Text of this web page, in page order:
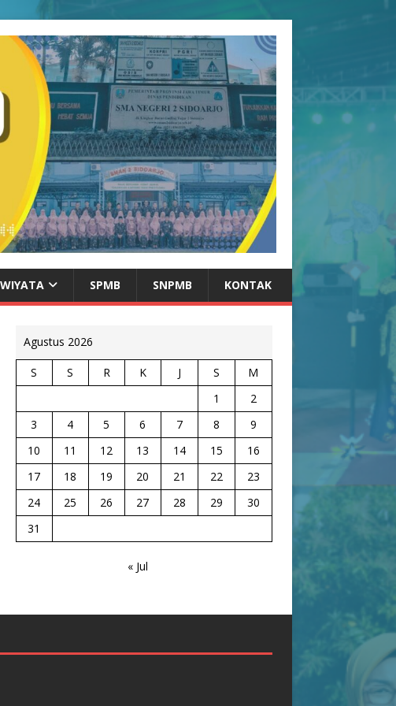
SPMB SNPMB KONTAK
Agustus 2026
S S R K J S
M
1
2
3
4 5 6 7 8
9
10
11 12 13 14 15
16
17
18 19 20 21 22
23
24
25 26 27 28 29
30
31
« Jul